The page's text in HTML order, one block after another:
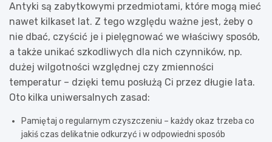
Antyki są zabytkowymi przedmiotami, które mogą mieć
nawet kilkaset lat. Z tego względu ważne jest, żeby o
nie dbać, czyścić je i pielęgnować we właściwy sposób,
a także unikać szkodliwych dla nich czynników, np.
dużej wilgotności względnej czy zmienności
temperatur – dzięki temu posłużą Ci przez długie lata.
Oto kilka uniwersalnych zasad:
Pamiętaj o regularnym czyszczeniu – każdy okaz trzeba co
jakiś czas delikatnie odkurzyć i w odpowiedni sposób